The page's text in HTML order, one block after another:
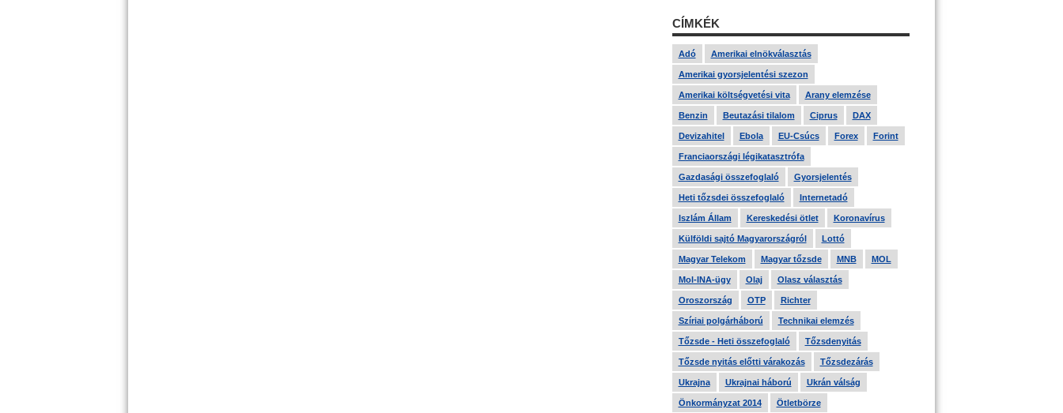
CÍMKÉK
Adó Amerikai elnökválasztás
Amerikai gyorsjelentési szezon
Amerikai költségvetési vita Arany elemzése
Benzin Beutazási tilalom Ciprus DAX
Devizahitel Ebola EU-Csúcs Forex Forint
Franciaországi légikatasztrófa
Gazdasági összefoglaló Gyorsjelentés
Heti tőzsdei összefoglaló Internetadó
Iszlám Állam Kereskedési ötlet Koronavírus
Külföldi sajtó Magyarországról Lottó
Magyar Telekom Magyar tőzsde MNB MOL
Mol-INA-ügy Olaj Olasz választás
Oroszország OTP Richter
Szíriai polgárháború Technikai elemzés
Tőzsde - Heti összefoglaló Tőzsdenyitás
Tőzsde nyitás előtti várakozás Tőzsdezárás
Ukrajna Ukrajnai háború Ukrán válság
Önkormányzat 2014 Ötletbörze